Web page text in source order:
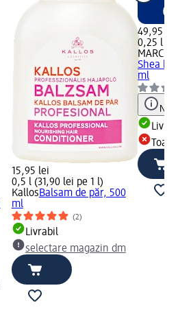
15,95 lei
0,5 l (31,90 lei pe 1 l)
KallosBalsam de păr, 500
ml
(2)
Livrabil
selectare magazin dm
49,95 lei
0,25 l
MARC
Shea
ml
Notă